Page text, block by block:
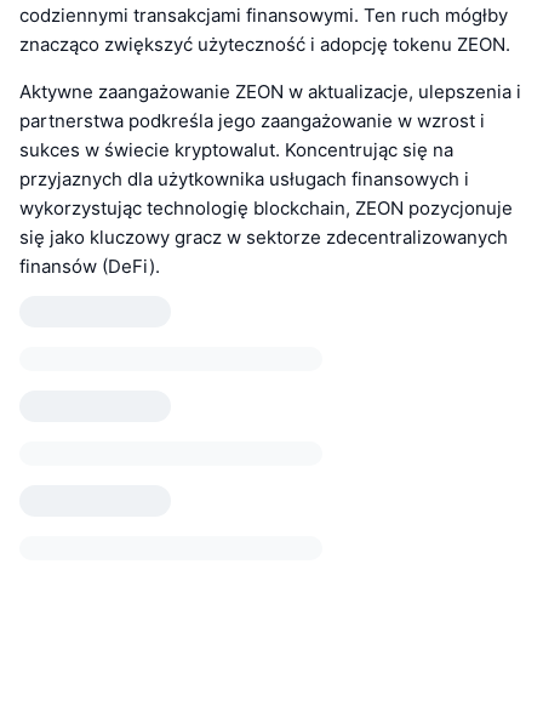
codziennymi transakcjami finansowymi. Ten ruch mógłby
znacząco zwiększyć użyteczność i adopcję tokenu ZEON.
Aktywne zaangażowanie ZEON w aktualizacje, ulepszenia i
partnerstwa podkreśla jego zaangażowanie w wzrost i
sukces w świecie kryptowalut. Koncentrując się na
przyjaznych dla użytkownika usługach finansowych i
wykorzystując technologię blockchain, ZEON pozycjonuje
się jako kluczowy gracz w sektorze zdecentralizowanych
finansów (DeFi).